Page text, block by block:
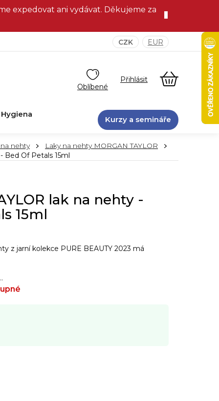
expedovat ani vydávat. Děkujeme za
CZK EUR
NÁKUPNÍ
KOŠÍK
Hygiena
Kurzy a semináře
nehty
Laky na nehty MORGAN TAYLOR
Bed Of Petals 15ml
lak na nehty -
15ml
z jarní kolekce PURE BEAUTY 2023 má